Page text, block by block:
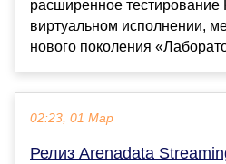
расширенное тестирование
виртуальном исполнении,
нового поколения
02:23, 01 Мар
Релиз Arenadata